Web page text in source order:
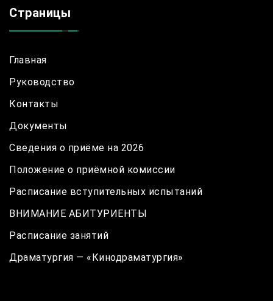
Страницы
Главная
Руководство
Контакты
Документы
Сведения о приёме на 2026
Положение о приёмной комиссии
Расписание вступительных испытаний
ВНИМАНИЕ АБИТУРИЕНТЫ
Расписание занятий
Драматургия — «Кинодраматургия»